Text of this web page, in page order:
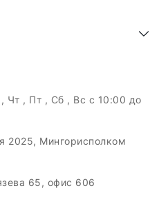
Чт , Пт , Сб , Вс c 10:00 до
2025, Мингорисполком
65, офис 606